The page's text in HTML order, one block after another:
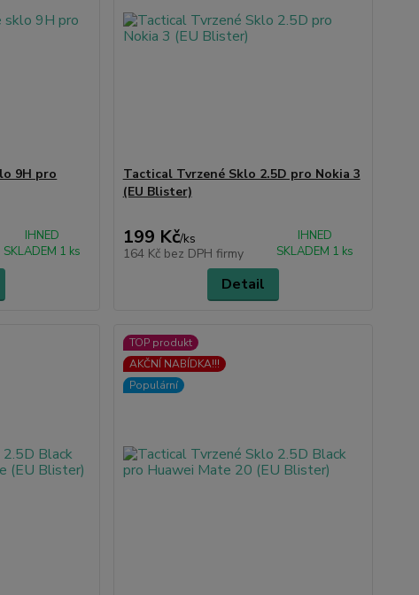
9H pro
IHNED
SKLADEM 1 ks
Tactical Tvrzené Sklo 2.5D pro Nokia 3
(EU Blister)
199 Kč/ks
164 Kč bez DPH firmy
IHNED
SKLADEM 1 ks
Detail
TOP produkt
AKČNÍ NABÍDKA!!!
Populární